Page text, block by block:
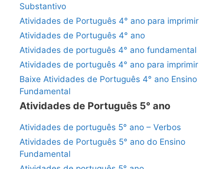
Substantivo
Atividades de Português 4° ano para imprimir
Atividades de Português 4° ano
Atividades de português 4° ano fundamental
Atividades de português 4° ano para imprimir
Baixe Atividades de Português 4° ano Ensino
Fundamental
Atividades de Português 5° ano
Atividades de português 5° ano – Verbos
Atividades de Português 5° ano do Ensino
Fundamental